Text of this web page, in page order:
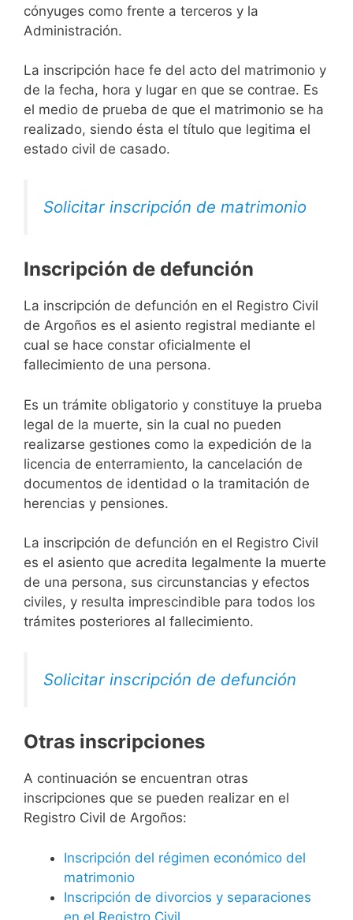
cónyuges como frente a terceros y la
Administración.
La inscripción hace fe del acto del matrimonio y
de la fecha, hora y lugar en que se contrae. Es
el medio de prueba de que el matrimonio se ha
realizado, siendo ésta el título que legitima el
estado civil de casado.
Solicitar inscripción de matrimonio
Inscripción de defunción
La inscripción de defunción en el Registro Civil
de Argoños es el asiento registral mediante el
cual se hace constar oficialmente el
fallecimiento de una persona.
Es un trámite obligatorio y constituye la prueba
legal de la muerte, sin la cual no pueden
realizarse gestiones como la expedición de la
licencia de enterramiento, la cancelación de
documentos de identidad o la tramitación de
herencias y pensiones.
La inscripción de defunción en el Registro Civil
es el asiento que acredita legalmente la muerte
de una persona, sus circunstancias y efectos
civiles, y resulta imprescindible para todos los
trámites posteriores al fallecimiento.
Solicitar inscripción de defunción
Otras inscripciones
A continuación se encuentran otras
inscripciones que se pueden realizar en el
Registro Civil de Argoños:
Inscripción del régimen económico del
matrimonio
Inscripción de divorcios y separaciones
en el Registro Civil